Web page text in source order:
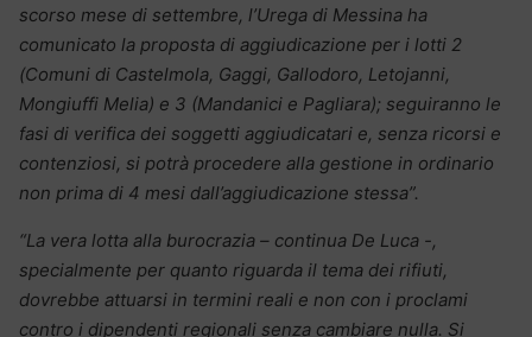
scorso mese di settembre, l’Urega di Messina ha
comunicato la proposta di aggiudicazione per i lotti 2
(Comuni di Castelmola, Gaggi, Gallodoro, Letojanni,
Mongiuffi Melia) e 3 (Mandanici e Pagliara); seguiranno le
fasi di verifica dei soggetti aggiudicatari e, senza ricorsi e
contenziosi, si potrà procedere alla gestione in ordinario
non prima di 4 mesi dall’aggiudicazione stessa”.
“La vera lotta alla burocrazia – continua De Luca -,
specialmente per quanto riguarda il tema dei rifiuti,
dovrebbe attuarsi in termini reali e non con i proclami
contro i dipendenti regionali senza cambiare nulla. Si